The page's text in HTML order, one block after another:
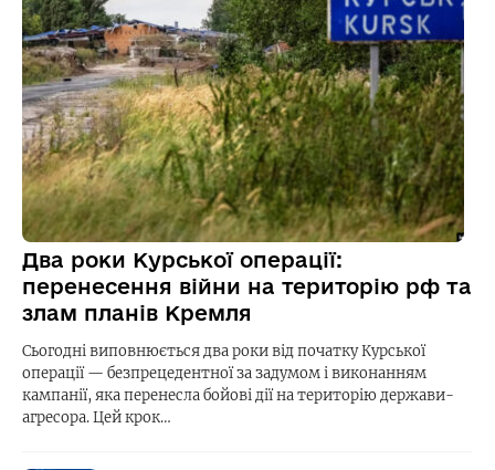
Два роки Курської операції:
перенесення війни на територію рф та
злам планів Кремля
Сьогодні виповнюється два роки від початку Курської
операції — безпрецедентної за задумом і виконанням
кампанії, яка перенесла бойові дії на територію держави-
агресора. Цей крок…